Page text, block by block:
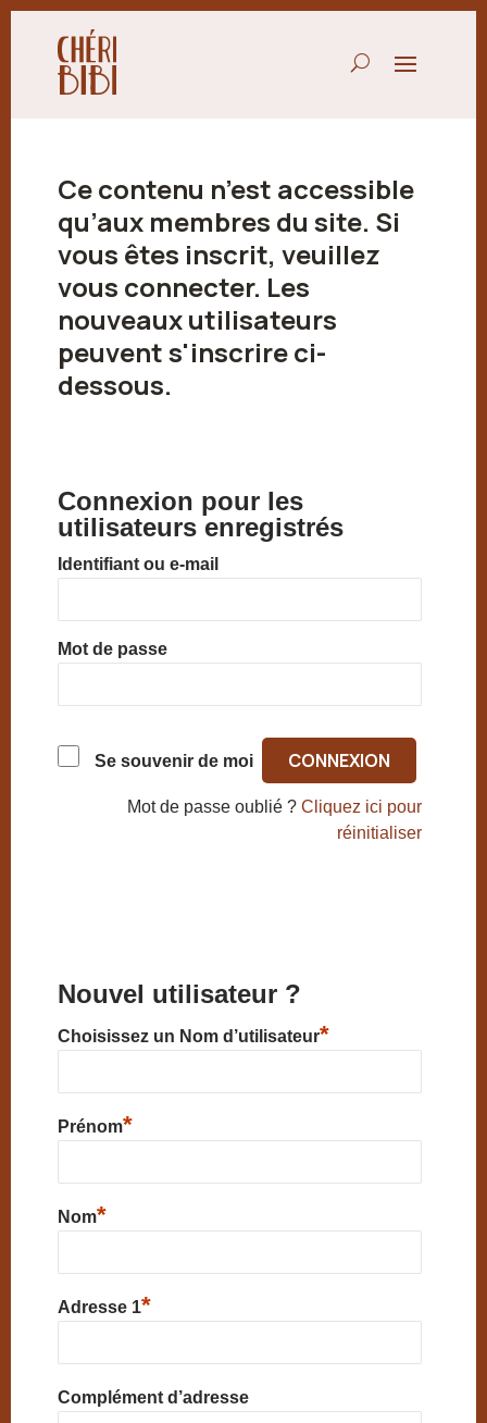
Ce contenu n’est accessible
qu’aux membres du site. Si
vous êtes inscrit, veuillez
vous connecter. Les
nouveaux utilisateurs
peuvent s'inscrire ci-
dessous.
Connexion pour les
utilisateurs enregistrés
Identifiant ou e-mail
Mot de passe
Se souvenir de moi
Mot de passe oublié ?Cliquez ici pour
réinitialiser
Nouvel utilisateur ?
Choisissez un Nom d’utilisateur*
Prénom*
Nom*
Adresse 1*
Complément d’adresse